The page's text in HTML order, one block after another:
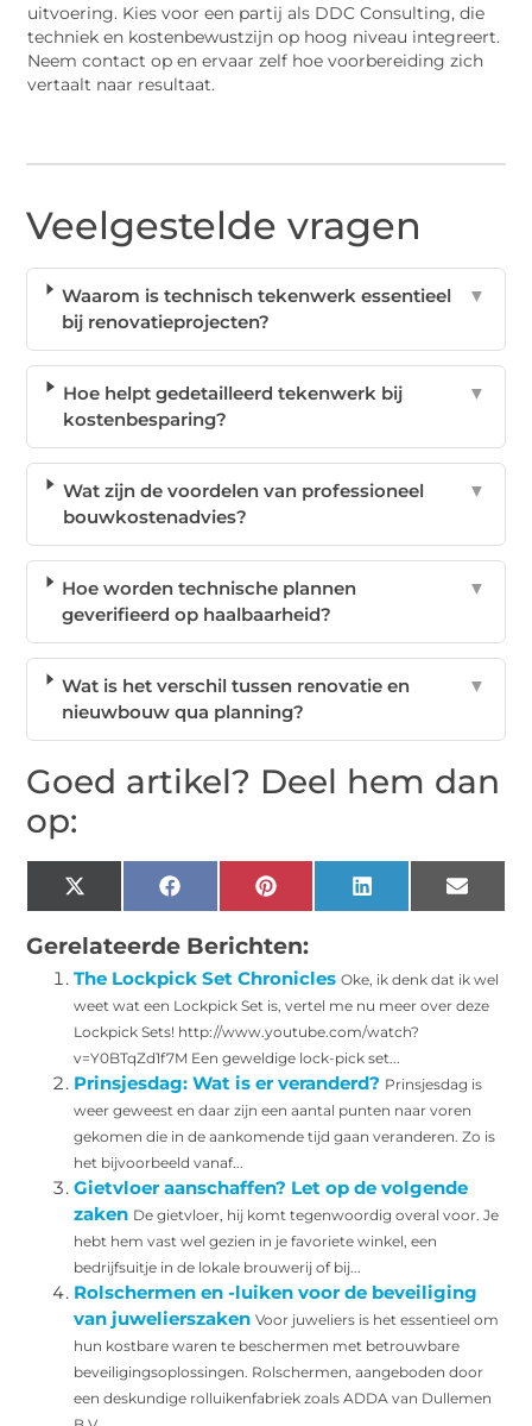
uitvoering. Kies voor een partij als DDC Consulting, die
techniek en kostenbewustzijn op hoog niveau integreert.
Neem contact op en ervaar zelf hoe voorbereiding zich
vertaalt naar resultaat.
Veelgestelde vragen
Waarom is technisch tekenwerk essentieel
bij renovatieprojecten?
▼
Hoe helpt gedetailleerd tekenwerk bij
kostenbesparing?
▼
Wat zijn de voordelen van professioneel
bouwkostenadvies?
▼
Hoe worden technische plannen
geverifieerd op haalbaarheid?
▼
Wat is het verschil tussen renovatie en
nieuwbouw qua planning?
▼
Goed artikel? Deel hem dan
op:
X
(Twitter)
Facebook Pinterest LinkedIn Email
Gerelateerde Berichten:
The Lockpick Set Chronicles Oke, ik denk dat ik wel
weet wat een Lockpick Set is, vertel me nu meer over deze
Lockpick Sets! http://www.youtube.com/watch?
v=Y0BTqZd1f7M Een geweldige lock-pick set...
Prinsjesdag: Wat is er veranderd? Prinsjesdag is
weer geweest en daar zijn een aantal punten naar voren
gekomen die in de aankomende tijd gaan veranderen. Zo is
het bijvoorbeeld vanaf...
Gietvloer aanschaffen? Let op de volgende
zaken De gietvloer, hij komt tegenwoordig overal voor. Je
hebt hem vast wel gezien in je favoriete winkel, een
bedrijfsuitje in de lokale brouwerij of bij...
Rolschermen en -luiken voor de beveiliging
van juwelierszaken Voor juweliers is het essentieel om
hun kostbare waren te beschermen met betrouwbare
beveiligingsoplossingen. Rolschermen, aangeboden door
een deskundige rolluikenfabriek zoals ADDA van Dullemen